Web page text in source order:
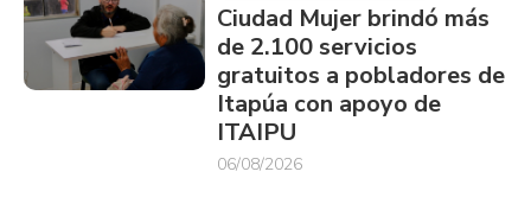
Ciudad Mujer brindó más
de 2.100 servicios
gratuitos a pobladores de
Itapúa con apoyo de
ITAIPU
06/08/2026